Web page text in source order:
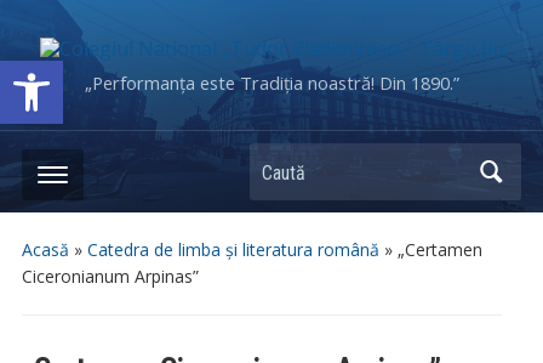
Deschide bara de unelte„Performanța este Tradiția noastră! Din 1890.”
Caută
Acasă » Catedra de limba și literatura română » „Certamen
Ciceronianum Arpinas”